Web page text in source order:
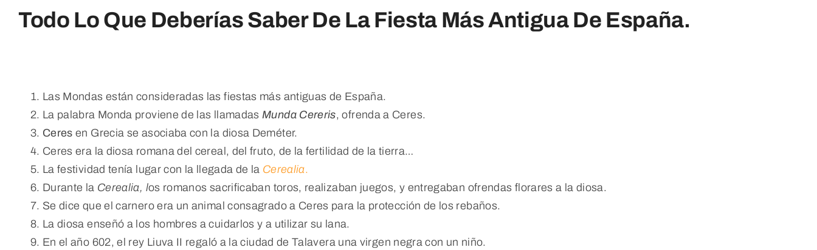
Todo Lo Que Deberías Saber De La Fiesta Más Antigua De España.
Las Mondas están consideradas las fiestas más antiguas de España.
La palabra Monda proviene de las llamadasMunda Cereris, ofrenda a Ceres.
Ceres en Grecia se asociaba con la diosa Deméter.
Ceres era la diosa romana del cereal, del fruto, de la fertilidad de la tierra…
La festividad tenía lugar con la llegada de la Cerealia.
Durante la Cerealia, los romanos sacrificaban toros, realizaban juegos, y entregaban ofrendas florares a la diosa.
Se dice que el carnero era un animal consagrado a Ceres para la protección de los rebaños.
La diosa enseñó a los hombres a cuidarlos y a utilizar su lana.
En el año 602, el rey Liuva II regaló a la ciudad de Talavera una virgen negra con un niño.